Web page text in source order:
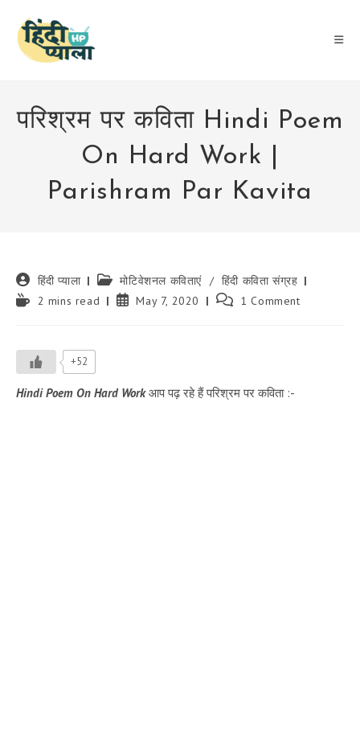
content
परिश्रम पर कविता Hindi Poem
On Hard Work |
Parishram Par Kavita
Post
author:
हिंदी प्याला
Post
category:
मोटिवेशनल कविताएं / हिंदी कविता संग्रह
Reading2 mins read
PostMay 7, 2020
Post 1 Comment
+52
Hindi Poem On Hard Workआप पढ़ रहे हैं परिश्रम पर कविता :-